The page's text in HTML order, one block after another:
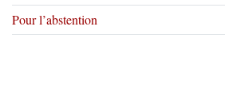
Pour l’abstention